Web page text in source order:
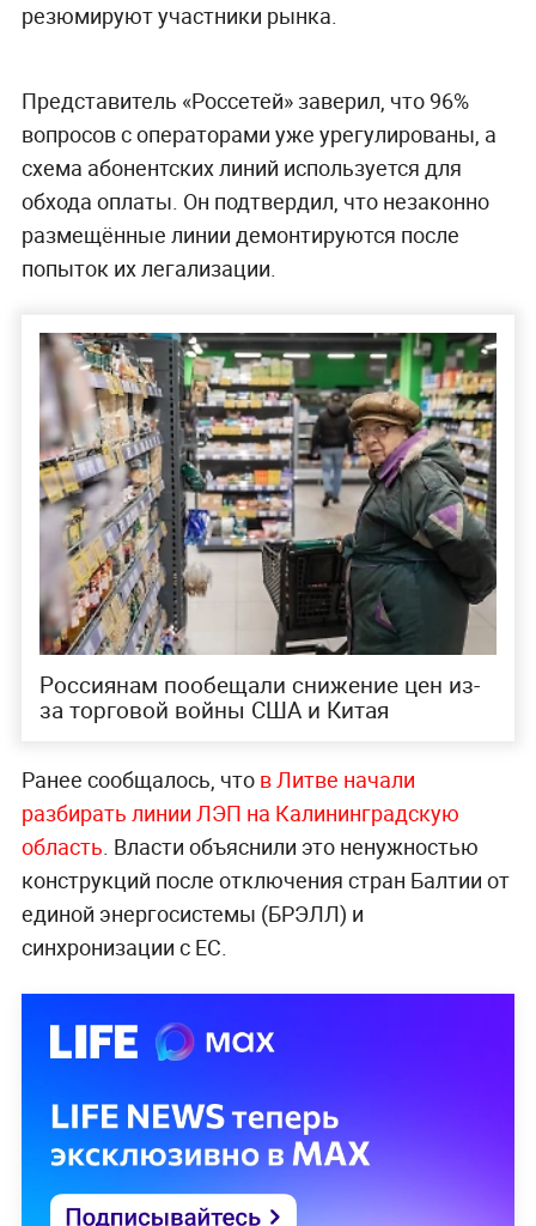
резюмируют участники рынка.
Представитель «Россетей» заверил, что 96%
вопросов с операторами уже урегулированы, а
схема абонентских линий используется для
обхода оплаты. Он подтвердил, что незаконно
размещённые линии демонтируются после
попыток их легализации.
Россиянам пообещали снижение цен из-
за торговой войны США и Китая
Ранее сообщалось, что в Литве начали
разбирать линии ЛЭП на Калининградскую
область . Власти объяснили это ненужностью
конструкций после отключения стран Балтии от
единой энергосистемы (БРЭЛЛ) и
синхронизации с ЕС.